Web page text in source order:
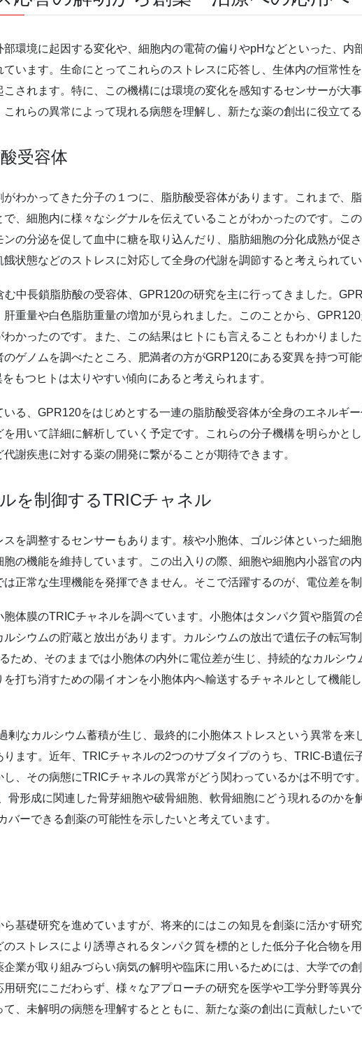
環境に起因する変化や、細胞内の電荷の偏りやpHなどといった、内
います。生命にとってこれらのストレスに応答し、生体内の恒常性
されます。特に、この機構には環境の変化を感知するセンサーが大
れらの異常によって現れる病態を理解し、新たな薬の創出に役立て
受容体
わかってきた分子の１つに、脂肪酸受容体があります。これまで、
、細胞内に様々なシグナルを伝えていることがわかったのです。こ
の分泌を促して血中に糖を取り込んだり、脂肪細胞の分化成熟が促
状態などのストレスに対応して全身の代謝を調節すると考えられてい
中長鎖脂肪酸の受容体、GPR120の研究を主に行ってきました。
重量や白色脂肪重量の増加が見られました。このことから、
かったのです。また、この結果はヒトにも言えることもわかりまし
ゲノムを調べたところ、肥満者の方がGRP120にある変異を持つ可
もつヒトは太りやすい傾向にあると考えられます。
る、GPR120をはじめとする一連の脂肪酸受容体が全身のエネルギ
用いて詳細に解析していく予定です。これらの分子機構を明らかと
謝疾患に対する薬の開発に繋がることが期待できます。
を制御するTRICチャネル
を調整するセンサーもあります。核や小胞体、ゴルジ体といった細
の機能を維持しています。この出入りの際、細胞や細胞内小器官の
正常な生理機能を発揮できません。そこで活躍するのが、電位差を
体膜のTRICチャネルを調べています。小胞体はタンパク質や脂質の
シウムの貯蔵と放出があります。カルシウムの放出で遺伝子の転写
ため、そのままでは小胞体の内外に電位差が生じ、持続的なカルシウ
打ち消すための陽イオンを小胞体内へ輸送するチャネルとして機能
剰なカルシウム蓄積が生じ、最終的に小胞体ストレスという異常を来
ます。近年、TRICチャネルの2つのサブタイプのうち、TRIC-B遺伝
、その病態にTRICチャネルの異常がどう関わっているかは不明です
骨形成に関連した骨芽細胞や破骨細胞、軟骨細胞にどう現れるのかを
ーできる創薬の可能性を示したいと考えています。
基礎研究を進めていますが、将来的にはこの知見を創薬に活かす研
ストレスにより誘導されるタンパク質を標的とした低分子化合物を
業が取り組みづらい病気の解明や臨床に用いるためには、大学での
研究にこだわらず、様々なアプローチの研究を医学や工学分野等異
、未解明の病態を理解するとともに、新たな薬の創出に貢献したいで